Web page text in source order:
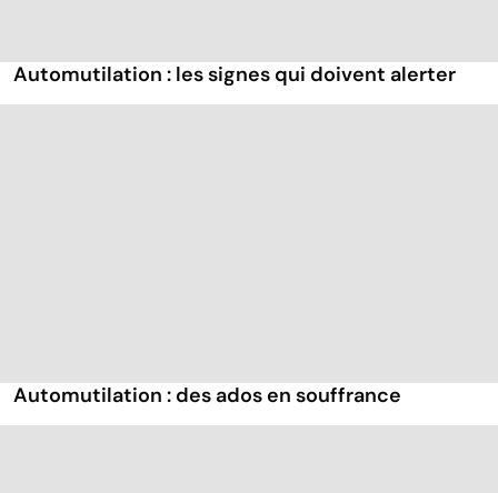
Automutilation : les signes qui doivent alerter
Automutilation : des ados en souffrance